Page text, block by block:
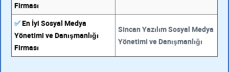
Firması
✅En İyi Sosyal Medya
Yönetimi ve Danışmanlığı
Firması
Sincan Yazılım Sosyal Medya
Yönetimi ve Danışmanlığı